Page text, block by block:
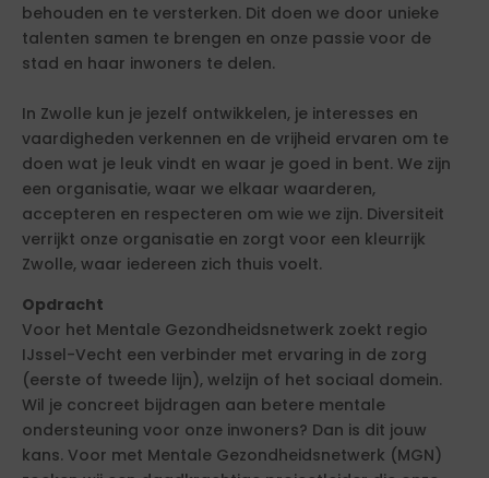
behouden en te versterken. Dit doen we door unieke
talenten samen te brengen en onze passie voor de
stad en haar inwoners te delen.
In Zwolle kun je jezelf ontwikkelen, je interesses en
vaardigheden verkennen en de vrijheid ervaren om te
doen wat je leuk vindt en waar je goed in bent. We zijn
een organisatie, waar we elkaar waarderen,
accepteren en respecteren om wie we zijn. Diversiteit
verrijkt onze organisatie en zorgt voor een kleurrijk
Zwolle, waar iedereen zich thuis voelt.
Opdracht
Voor het Mentale Gezondheidsnetwerk zoekt regio
IJssel-Vecht een verbinder met ervaring in de zorg
(eerste of tweede lijn), welzijn of het sociaal domein.
Wil je concreet bijdragen aan betere mentale
ondersteuning voor onze inwoners? Dan is dit jouw
kans. Voor met Mentale Gezondheidsnetwerk (MGN)